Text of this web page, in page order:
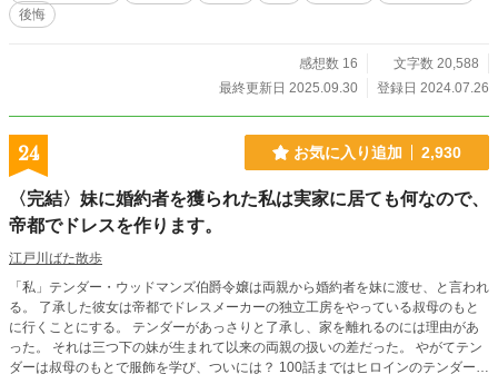
後悔
感想数 16
文字数 20,588
最終更新日 2025.09.30
登録日 2024.07.26
24 お気に入り追加 2,930
〈完結〉妹に婚約者を獲られた私は実家に居ても何なので、
帝都でドレスを作ります。
江戸川ばた散歩
「私」テンダー・ウッドマンズ伯爵令嬢は両親から婚約者を妹に渡せ、と言われ
る。 了承した彼女は帝都でドレスメーカーの独立工房をやっている叔母のもと
に行くことにする。 テンダーがあっさりと了承し、家を離れるのには理由があ
った。 それは三つ下の妹が生まれて以来の両親の扱いの差だった。 やがてテン
ダーは叔母のもとで服飾を学び、ついには？ 100話まではヒロインのテンダー視